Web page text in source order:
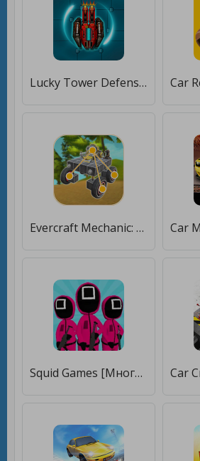
Lucky Tower Defense [Много монет]
Evercraft Mechanic: Sandbox [Бесплатные покупки]
Squid Games [Много монет]